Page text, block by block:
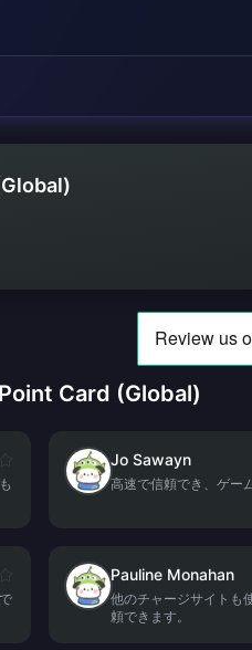
Card (Global)
Jo Sawayn
高速で信頼でき、ゲー
Pauline Monahan
他のチャージサイトも
頼できます。